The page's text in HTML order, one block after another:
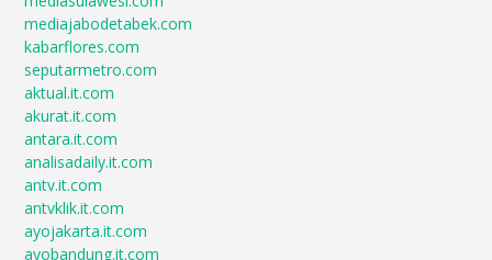
mediajabodetabek.com
kabarflores.com
seputarmetro.com
aktual.it.com
akurat.it.com
antara.it.com
analisadaily.it.com
antv.it.com
antvklik.it.com
ayojakarta.it.com
ayobandung.it.com